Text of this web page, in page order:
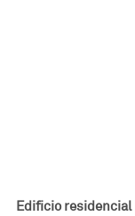
Edificio residencial